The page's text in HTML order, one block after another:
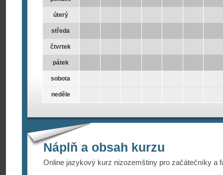
úterý
středa
čtvrtek
pátek
sobota
neděle
Náplň a obsah kurzu
Online jazykový kurz nizozemštiny pro začátečníky a